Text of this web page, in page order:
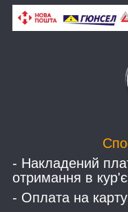
- Накладений
отримання в
- Оплата на